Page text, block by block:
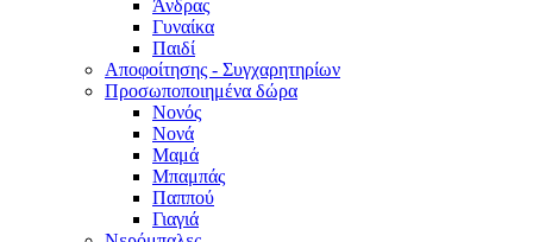
Άνδρας
Γυναίκα
Παιδί
Αποφοίτησης - Συγχαρητηρίων
Προσωποποιημένα δώρα
Νονός
Νονά
Μαμά
Μπαμπάς
Παππού
Γιαγιά